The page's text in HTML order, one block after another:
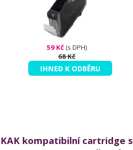
59 Kč(s DPH)
68 Kč
IHNED K ODBĚRU
KAK kompatibilní cartridge s